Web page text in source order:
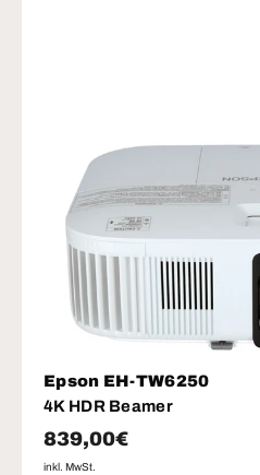
Epson EH-TW6250
4K HDR Beamer
Normaler Preis
839,00€
inkl. MwSt.